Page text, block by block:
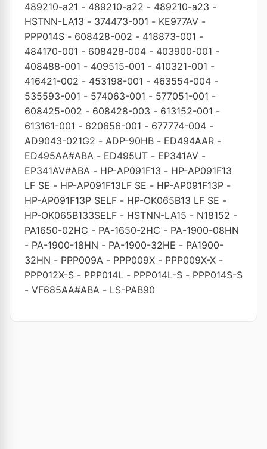
489210-a21 - 489210-a22 - 489210-a23 -
HSTNN-LA13 - 374473-001 - KE977AV -
PPP014S - 608428-002 - 418873-001 -
484170-001 - 608428-004 - 403900-001 -
408488-001 - 409515-001 - 410321-001 -
416421-002 - 453198-001 - 463554-004 -
535593-001 - 574063-001 - 577051-001 -
608425-002 - 608428-003 - 613152-001 -
613161-001 - 620656-001 - 677774-004 -
AD9043-021G2 - ADP-90HB - ED494AAR -
ED495AA#ABA - ED495UT - EP341AV -
EP341AV#ABA - HP-AP091F13 - HP-AP091F13
LF SE - HP-AP091F13LF SE - HP-AP091F13P -
HP-AP091F13P SELF - HP-OK065B13 LF SE -
HP-OK065B133SELF - HSTNN-LA15 - N18152 -
PA1650-02HC - PA-1650-2HC - PA-1900-08HN
- PA-1900-18HN - PA-1900-32HE - PA1900-
32HN - PPP009A - PPP009X - PPP009X-X -
PPP012X-S - PPP014L - PPP014L-S - PPP014S-S
- VF685AA#ABA - LS-PAB90